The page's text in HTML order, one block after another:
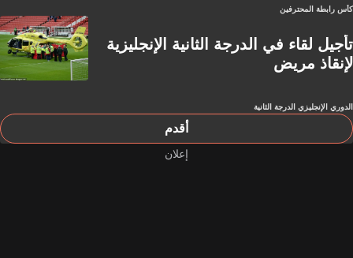
كأس رابطة المحترفين
تأجيل لقاء في الدرجة الثانية الإنجليزية
لإنقاذ مريض
الدوري الإنجليزي الدرجة الثانية
أقدم